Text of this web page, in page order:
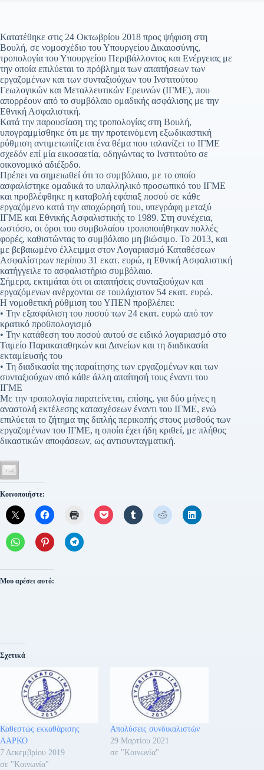
Κατατέθηκε στις 24 Οκτωβρίου 2018 προς ψήφιση στη
Βουλή, σε νομοσχέδιο του Υπουργείου Δικαιοσύνης,
τροπολογία του Υπουργείου Περιβάλλοντος και Ενέργειας με
την οποία επιλύεται το πρόβλημα των απαιτήσεων των
εργαζομένων και των συνταξιούχων του Ινστιτούτου
Γεωλογικών και Μεταλλευτικών Ερευνών (ΙΓΜΕ), που
απορρέουν από το συμβόλαιο ομαδικής ασφάλισης με την
Εθνική Ασφαλιστική.
Κατά την παρουσίαση της τροπολογίας στη Βουλή,
υπογραμμίσθηκε ότι με την προτεινόμενη εξωδικαστική
ρύθμιση αντιμετωπίζεται ένα θέμα που ταλανίζει το ΙΓΜΕ
σχεδόν επί μία εικοσαετία, οδηγώντας το Ινστιτούτο σε
οικονομικό αδιέξοδο.
Πρέπει να σημειωθεί ότι το συμβόλαιο, με το οποίο
ασφαλίστηκε ομαδικά το υπαλληλικό προσωπικό του ΙΓΜΕ
και προβλέφθηκε η καταβολή εφάπαξ ποσού σε κάθε
εργαζόμενο κατά την αποχώρησή του, υπεγράφη μεταξύ
ΙΓΜΕ και Εθνικής Ασφαλιστικής το 1989. Στη συνέχεια,
ωστόσο, οι όροι του συμβολαίου τροποποιήθηκαν πολλές
φορές, καθιστώντας το συμβόλαιο μη βιώσιμο. Το 2013, και
με βεβαιωμένο έλλειμμα στον Λογαριασμό Καταθέσεων
Ασφαλίστρων περίπου 31 εκατ. ευρώ, η Εθνική Ασφαλιστική
κατήγγειλε το ασφαλιστήριο συμβόλαιο.
Σήμερα, εκτιμάται ότι οι απαιτήσεις συνταξιούχων και
εργαζόμενων ανέρχονται σε τουλάχιστον 54 εκατ. ευρώ.
Η νομοθετική ρύθμιση του ΥΠΕΝ προβλέπει:
• Την εξασφάλιση του ποσού των 24 εκατ. ευρώ από τον
κρατικό προϋπολογισμό
• Την κατάθεση του ποσού αυτού σε ειδικό λογαριασμό στο
Ταμείο Παρακαταθηκών και Δανείων και τη διαδικασία
εκταμίευσής του
• Τη διαδικασία της παραίτησης των εργαζομένων και των
συνταξιούχων από κάθε άλλη απαίτησή τους έναντι του
ΙΓΜΕ
Με την τροπολογία παρατείνεται, επίσης, για δύο μήνες η
αναστολή εκτέλεσης κατασχέσεων έναντι του ΙΓΜΕ, ενώ
επιλύεται το ζήτημα της διπλής περικοπής στους μισθούς των
εργαζομένων του ΙΓΜΕ, η οποία έχει ήδη κριθεί, με πλήθος
δικαστικών αποφάσεων, ως αντισυνταγματική.
Κοινοποιήστε:
Μου αρέσει αυτό:
Σχετικά
Καθεστώς εκκαθάρισης
ΛΑΡΚΟ
7 Δεκεμβρίου 2019
σε "Κοινωνία"
Απολύσεις συνδικαλιστών
29 Μαρτίου 2021
σε "Κοινωνία"